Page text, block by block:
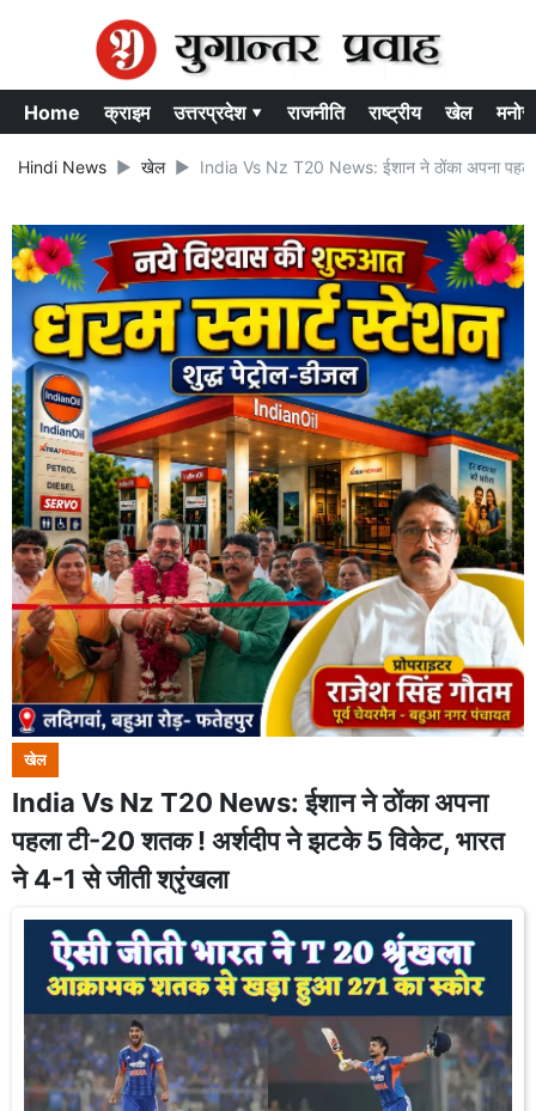
Home क्राइम उत्तरप्रदेश ▾ राजनीति राष्ट्रीय खेल
Hindi News खेल India Vs Nz T20 News: ईशान ने ठोंका अपना
खेल
India Vs Nz T20 News: ईशान ने ठोंका अपना
पहला टी-20 शतक ! अर्शदीप ने झटके 5 विकेट, भारत
ने 4-1 से जीती श्रृंखला